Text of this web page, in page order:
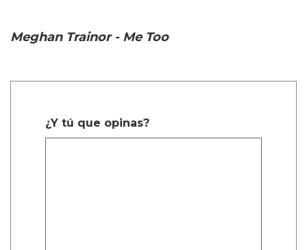
Meghan Trainor - Me Too
¿Y tú que opinas?